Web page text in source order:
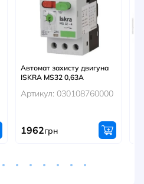
Автомат захисту двигуна
ISKRA MS32 0,63A
Артикул: 030108760000
1962грн